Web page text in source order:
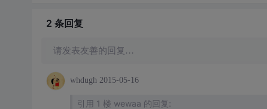
2 条回复
请发表友善的回复…
whdugh 2015-05-16
引用 1 楼 wewaa 的回复: